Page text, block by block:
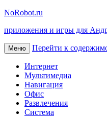
NoRobot.ru
приложения и игры для
Меню Перейти к
Интернет
Мультимедиа
Навигация
Офис
Развлечения
Система